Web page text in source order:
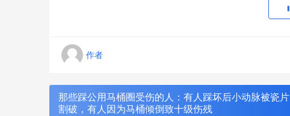
作者
那些踩公用马桶圈受伤的人：有人踩坏后小动脉被瓷片
割破，有人因为马桶倾倒致十级伤残